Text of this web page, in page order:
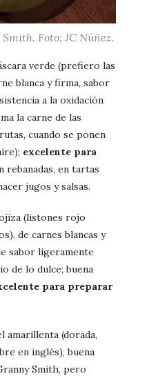
Smith. Foto: JC Núñez.
verde (prefiero las
blanca y firma, sabor
a la oxidación
la carne de las
cuando se ponen
excelente para
rebanadas, en tartas
jugos y salsas.
(listones rojo
de carnes blancas y
sabor ligeramente
de lo dulce; buena
para preparar
amarillenta (dorada,
en inglés), buena
Smith, pero